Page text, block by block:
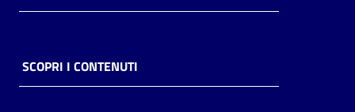
SCOPRI I CONTENUTI